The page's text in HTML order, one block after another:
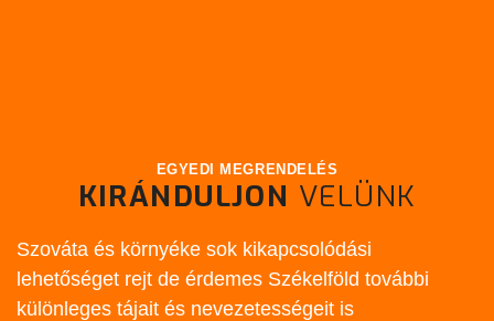
EGYEDI MEGRENDELÉS
KIRÁNDULJON VELÜNK
Szováta és környéke sok kikapcsolódási
lehetőséget rejt de érdemes Székelföld további
különleges tájait és nevezetességeit is